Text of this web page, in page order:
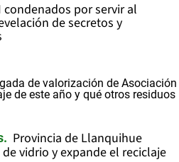
condenados por servir al
de secretos y
Provincia de Llanquihue
vidrio y expande el reciclaje